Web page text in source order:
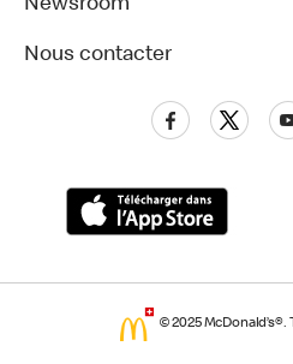
Newsroom
Nous contacter
© 2025